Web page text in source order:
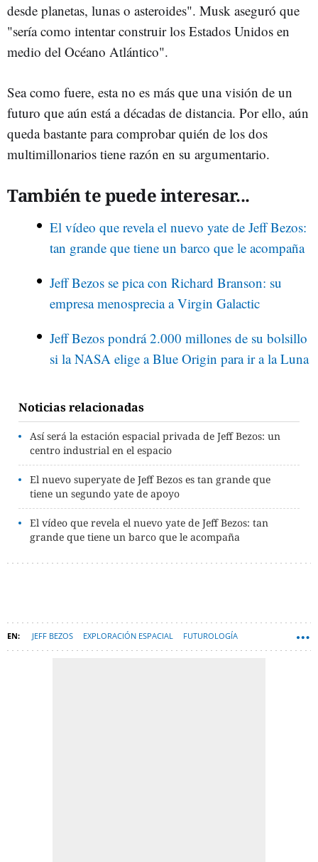
desde planetas, lunas o asteroides". Musk aseguró que
"sería como intentar construir los Estados Unidos en
medio del Océano Atlántico".
Sea como fuere, esta no es más que una visión de un
futuro que aún está a décadas de distancia. Por ello, aún
queda bastante para comprobar quién de los dos
multimillonarios tiene razón en su argumentario.
También te puede interesar...
El vídeo que revela el nuevo yate de Jeff Bezos:
tan grande que tiene un barco que le acompaña
Jeff Bezos se pica con Richard Branson: su
empresa menosprecia a Virgin Galactic
Jeff Bezos pondrá 2.000 millones de su bolsillo
si la NASA elige a Blue Origin para ir a la Luna
Noticias relacionadas
Así será la estación espacial privada de Jeff Bezos: un
centro industrial en el espacio
El nuevo superyate de Jeff Bezos es tan grande que
tiene un segundo yate de apoyo
El vídeo que revela el nuevo yate de Jeff Bezos: tan
grande que tiene un barco que le acompaña
JEFF BEZOS EXPLORACIÓN ESPACIAL FUTUROLOGÍA